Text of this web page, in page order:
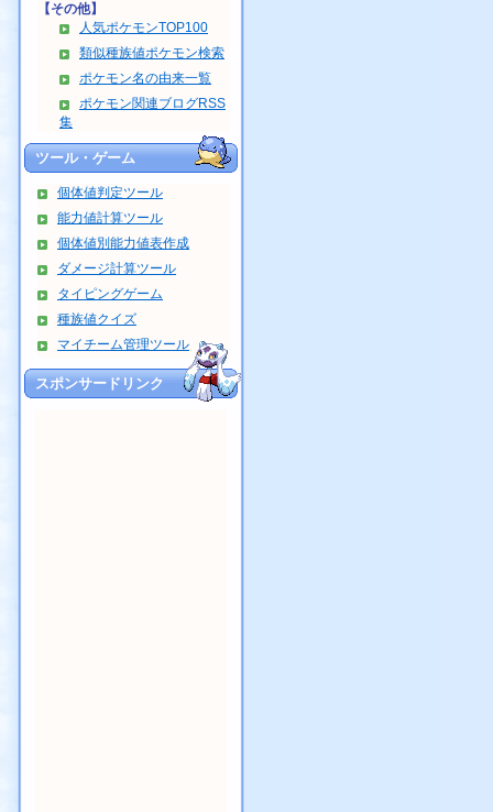
【その他】
人気ポケモンTOP100
類似種族値ポケモン検索
ポケモン名の由来一覧
ポケモン関連ブログRSS
集
ツール・ゲーム
個体値判定ツール
能力値計算ツール
個体値別能力値表作成
ダメージ計算ツール
タイピングゲーム
種族値クイズ
マイチーム管理ツール
スポンサードリンク